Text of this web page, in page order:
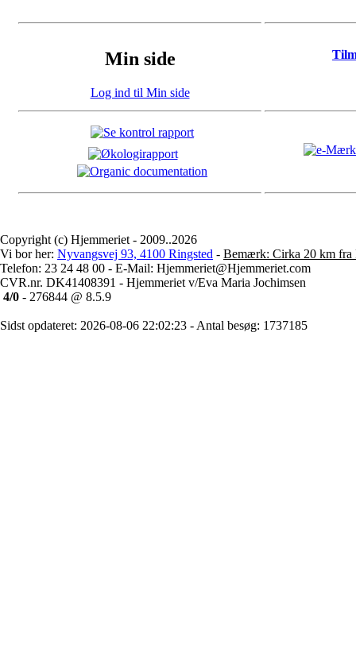
Min side
Log ind til Min side
Copyright (c) Hjemmeriet - 2009..2026
Vi bor her: Nyvangsvej 93, 4100 Ringsted - Bemærk: Cirka 20 km fra
Telefon: 23 24 48 00 - E-Mail: Hjemmeriet@Hjemmeriet.com
CVR.nr. DK41408391 - Hjemmeriet v/Eva Maria Jochimsen
4/0 - 276844 @ 8.5.9
Sidst opdateret: 2026-08-06 22:02:23 - Antal besøg: 1737185